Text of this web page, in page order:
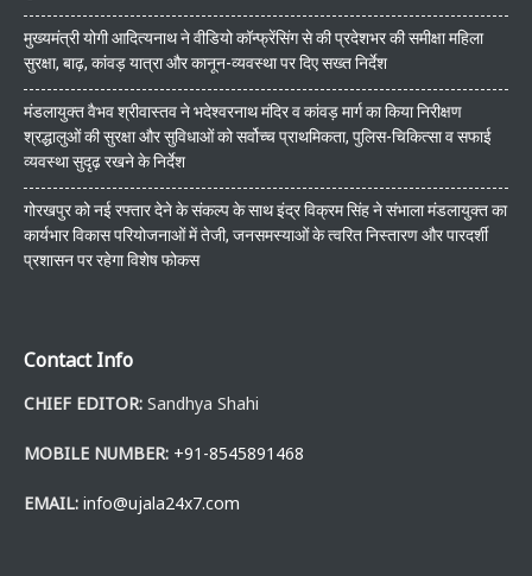
मुख्यमंत्री योगी आदित्यनाथ ने वीडियो कॉन्फ्रेंसिंग से की प्रदेशभर की समीक्षा महिला
सुरक्षा, बाढ़, कांवड़ यात्रा और कानून-व्यवस्था पर दिए सख्त निर्देश
मंडलायुक्त वैभव श्रीवास्तव ने भदेश्वरनाथ मंदिर व कांवड़ मार्ग का किया निरीक्षण
श्रद्धालुओं की सुरक्षा और सुविधाओं को सर्वोच्च प्राथमिकता, पुलिस-चिकित्सा व सफाई
व्यवस्था सुदृढ़ रखने के निर्देश
गोरखपुर को नई रफ्तार देने के संकल्प के साथ इंद्र विक्रम सिंह ने संभाला मंडलायुक्त का
कार्यभार विकास परियोजनाओं में तेजी, जनसमस्याओं के त्वरित निस्तारण और पारदर्शी
प्रशासन पर रहेगा विशेष फोकस
Contact Info
CHIEF EDITOR: Sandhya Shahi
MOBILE NUMBER: +91-8545891468
EMAIL: info@ujala24x7.com